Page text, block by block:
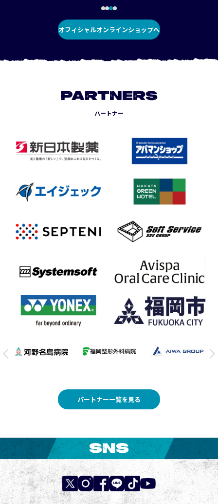
オフィシャルオンラインショップへ
PARTNERS
パートナー
パートナー一覧を見る
SNS